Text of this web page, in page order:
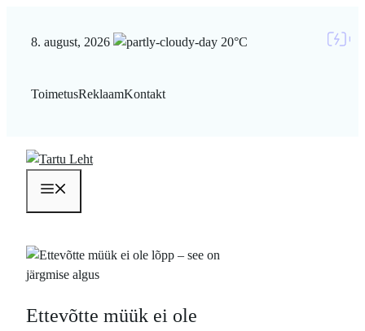
8. august, 2026 20°C
ToimetusReklaamKontakt
Ettevõtte müük ei ole